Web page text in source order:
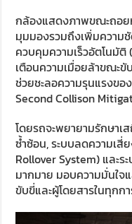
กล้องแสดงภาพขณะถอ
มุมมองรวมถึงเพิ่มความ
ควบคุมความเร็วอัตโนมัติ
เตือนความเมื่อยล้าขณะขั
ช่วยชะลอความรุนแรงขอ
Second Collison
โดยรถจะพยายามรักษาเ
ซ้ำซ้อน, ระบบลดความเ
Rollover System) และ
มากมาย มอบความมั่นใ
ขับขี่และผู้โดยสารในทุกก